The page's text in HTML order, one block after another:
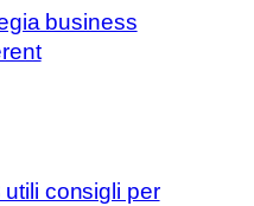
business
utili consigli per